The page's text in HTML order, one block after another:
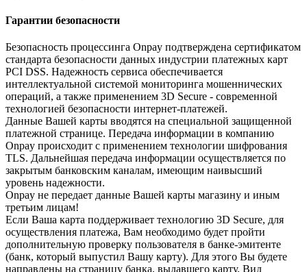
Гарантии безопасности
Безопасность процессинга Onpay подтверждена сертификатом
стандарта безопасности данных индустрии платежных карт
PCI DSS. Надежность сервиса обеспечивается
интеллектуальной системой мониторинга мошеннических
операций, а также применением 3D Secure - современной
технологией безопасности интернет-платежей.
Данные Вашей карты вводятся на специальной защищенной
платежной странице. Передача информации в компанию
Onpay происходит с применением технологии шифрования
TLS. Дальнейшая передача информации осуществляется по
закрытым банковским каналам, имеющим наивысший
уровень надежности.
Onpay не передает данные Вашей карты магазину и иным
третьим лицам!
Если Ваша карта поддерживает технологию 3D Secure, для
осуществления платежа, Вам необходимо будет пройти
дополнительную проверку пользователя в банке-эмитенте
(банк, который выпустил Вашу карту). Для этого Вы будете
направлены на страницу банка, выдавшего карту. Вид